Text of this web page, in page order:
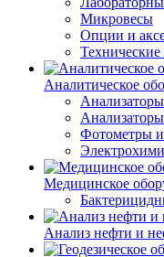
Микровесы
Опции и
Аналитическое
Анализаторы
Фотометры
Медицинское
Анализ нефти и